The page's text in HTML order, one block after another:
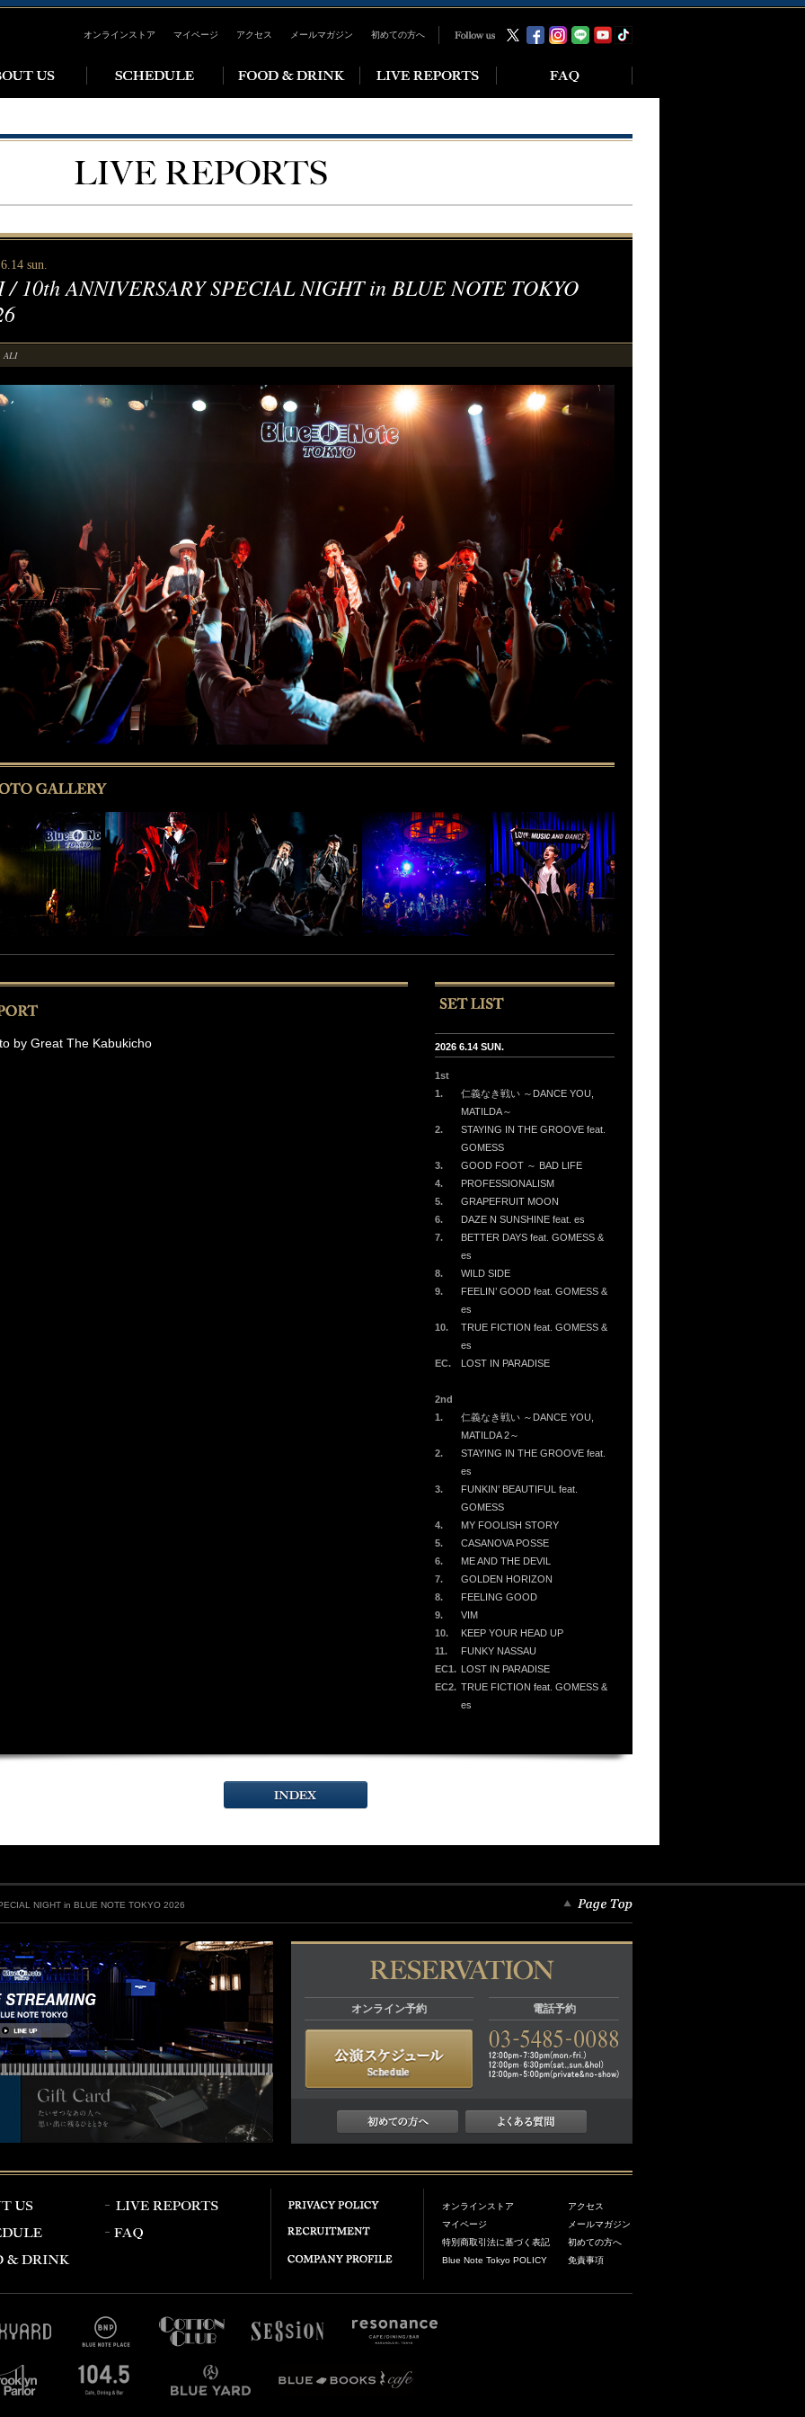
オンラインストア マイページ アクセス メールマガジン 初めての方へ
sun.
/ 10th ANNIVERSARY SPECIAL NIGHT in BLUE NOTE TOKYO
ALI
by Great The Kabukicho 2026 6.14 SUN.
1st
1.
仁義なき戦い ～DANCE YOU,
MATILDA～
2.
STAYING IN THE GROOVE feat.
GOMESS
3.
GOOD FOOT ～ BAD LIFE
4.
PROFESSIONALISM
5.
GRAPEFRUIT MOON
6.
DAZE N SUNSHINE feat. es
7.
BETTER DAYS feat. GOMESS &
es
8.
WILD SIDE
9.
FEELIN’ GOOD feat. GOMESS &
es
10.
TRUE FICTION feat. GOMESS &
es
EC.
LOST IN PARADISE
2nd
1.
仁義なき戦い ～DANCE YOU,
MATILDA 2～
2.
STAYING IN THE GROOVE feat.
es
3.
FUNKIN’ BEAUTIFUL feat.
GOMESS
4.
MY FOOLISH STORY
5.
CASANOVA POSSE
6.
ME AND THE DEVIL
7.
GOLDEN HORIZON
8.
FEELING GOOD
9.
VIM
10.
KEEP YOUR HEAD UP
11.
FUNKY NASSAU
EC1. LOST IN PARADISE
EC2. TRUE FICTION feat. GOMESS &
es
NIGHT in BLUE NOTE TOKYO 2026
オンライン予約 電話予約
オンラインストア
マイページ
特別商取引法に基づく表記
Blue Note Tokyo POLICY
アクセス
メールマガジン
初めての方へ
免責事項